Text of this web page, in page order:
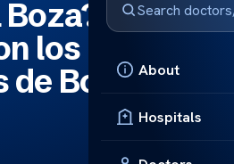
About
Hospitals
los
Boza?